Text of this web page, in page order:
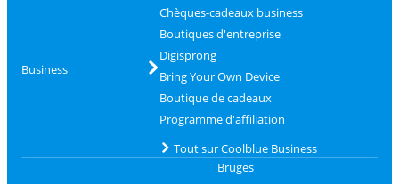
Business
Chèques-cadeaux business
Boutiques d'entreprise
Digisprong
Bring Your Own Device
Boutique de cadeaux
Programme d'affiliation
Tout sur Coolblue Business
Bruges